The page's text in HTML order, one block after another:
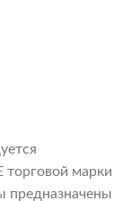
торговой марки
предназначены